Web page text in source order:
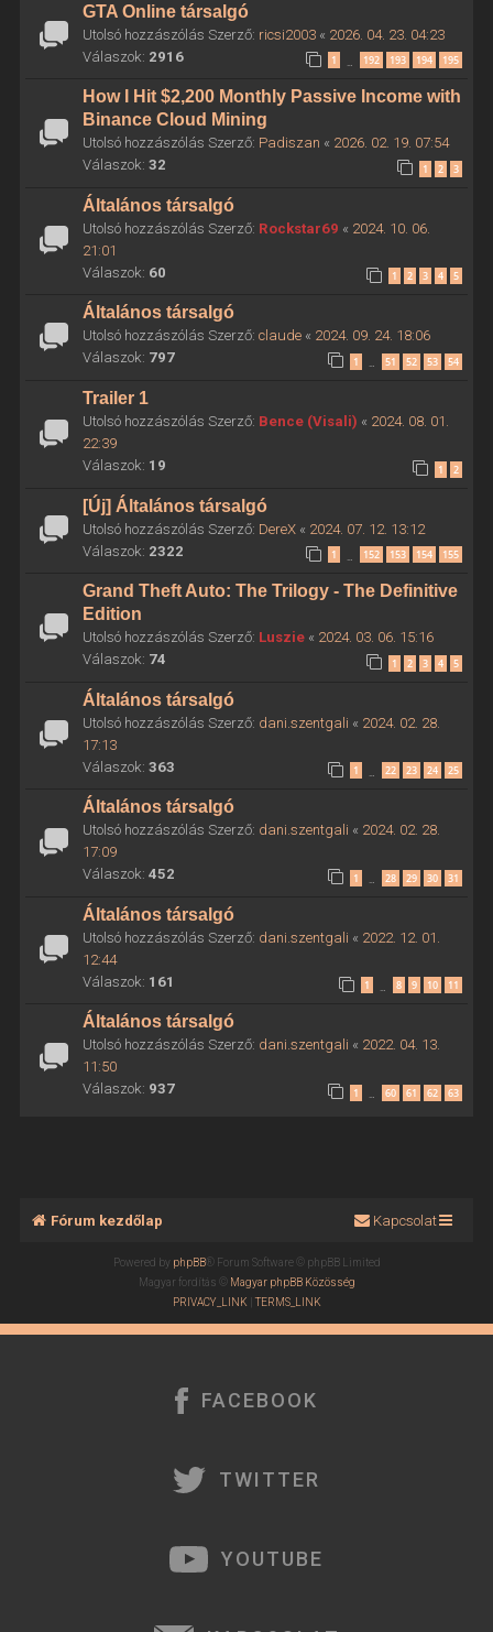
GTA Online társalgó
Utolsó hozzászólás Szerző: ricsi2003« 2026. 04. 23. 04:23
Válaszok: 2916 1 192 193 194 195
How I Hit $2,200 Monthly Passive Income with
Binance Cloud Mining
Utolsó hozzászólás Szerző: Padiszan « 2026. 02. 19. 07:54
Válaszok: 32 1 2 3
Általános társalgó
Utolsó hozzászólás Szerző: Rockstar69 « 2024. 10. 06.
21:01
Válaszok: 60 1 2 3 4 5
Általános társalgó
Utolsó hozzászólás Szerző: claude« 2024. 09. 24. 18:06
Válaszok: 797 1 … 51 52 53 54
Trailer 1
Utolsó hozzászólás Szerző: Bence (Visali) « 2024. 08. 01.
22:39
Válaszok: 19 1 2
[Új] Általános társalgó
Utolsó hozzászólás Szerző: DereX« 2024. 07. 12. 13:12
Válaszok: 2322 1 152 153 154 155
Grand Theft Auto: The Trilogy - The Definitive
Edition
Utolsó hozzászólás Szerző: Luszie« 2024. 03. 06. 15:16
Válaszok: 74 1 2 3 4 5
Általános társalgó
Utolsó hozzászólás Szerző: dani.szentgali « 2024. 02. 28.
17:13
Válaszok: 363 1 22 23 24 25
Általános társalgó
Utolsó hozzászólás Szerző: dani.szentgali « 2024. 02. 28.
17:09
Válaszok: 452 1 … 28 29 30 31
Általános társalgó
Utolsó hozzászólás Szerző: dani.szentgali « 2022. 12. 01.
12:44
Válaszok: 161 1 8 9 10 11
Általános társalgó
Utolsó hozzászólás Szerző: dani.szentgali « 2022. 04. 13.
11:50
Válaszok: 937 1 … 60 61 62 63
Fórum kezdőlap Kapcsolat
Powered by phpBB® Forum Software © phpBB Limited
Magyar fordítás © Magyar phpBB Közösség
PRIVACY_LINK |TERMS_LINK
FACEBOOK
TWITTER
YOUTUBE